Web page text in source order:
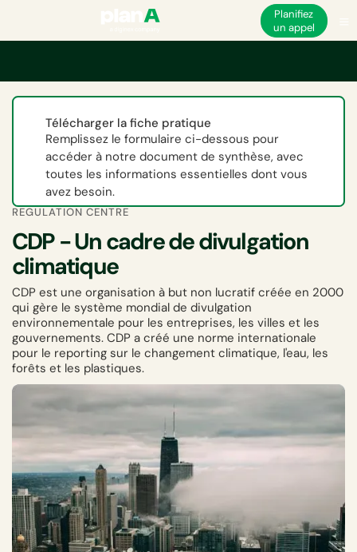
Planifiez
un appel
Télécharger la fiche pratique
Remplissez le formulaire ci-dessous pour
accéder à notre document de synthèse, avec
toutes les informations essentielles dont vous
avez besoin.
REGULATION CENTRE
CDP - Un cadre de divulgation
climatique
CDP est une organisation à but non lucratif créée en 2000
qui gère le système mondial de divulgation
environnementale pour les entreprises, les villes et les
gouvernements. CDP a créé une norme internationale
pour le reporting sur le changement climatique, l'eau, les
forêts et les plastiques.